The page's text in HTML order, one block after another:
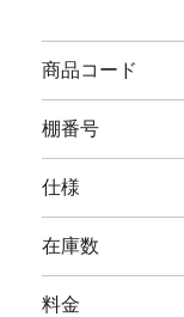
商品コード
棚番号
仕様
在庫数
料金